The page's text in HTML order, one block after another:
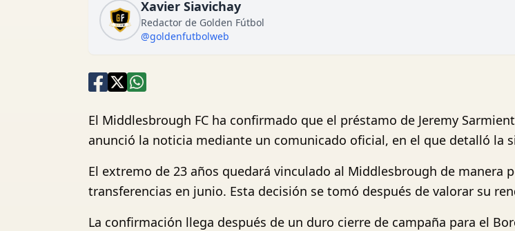
Xavier Siavichay
Redactor de Golden Fútbol
@goldenfutbolweb
El Middlesbrough FC ha confirmado que el préstamo de Jeremy
anunció la noticia mediante un comunicado oficial, en el que detalló la
El extremo de 23 años quedará vinculado al Middlesbrough de manera
transferencias en junio. Esta decisión se tomó después de valorar su
La confirmación llega después de un duro cierre de campaña para el